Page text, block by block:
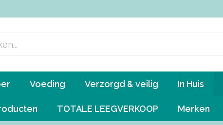
Voeding Verzorgd & veilig In Huis
TOTALE LEEGVERKOOP Merken